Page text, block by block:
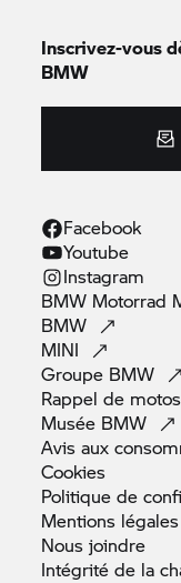
Inscrivez-vous
BMW
Facebook
Youtube
Instagram
BMW Motorrad
BMW
MINI
Groupe BMW
Rappel de motos
Musée BMW
Avis aux
Cookies
Politique de
Mentions légales
Nousjoindre
Intégrité de la